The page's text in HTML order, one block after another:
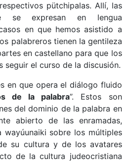
pütchipalas. Allí, las
se expresan en lengua
en que hemos asistido a
palabreros tienen la gentileza
en castellano para que los
seguir el curso de la discusión.
en que opera el diálogo fluido
de la palabra”. Estos son
del dominio de la palabra en
abierto de las enramadas,
wayúunaiki sobre los múltiples
su cultura y de los avatares
de la cultura judeocristiana